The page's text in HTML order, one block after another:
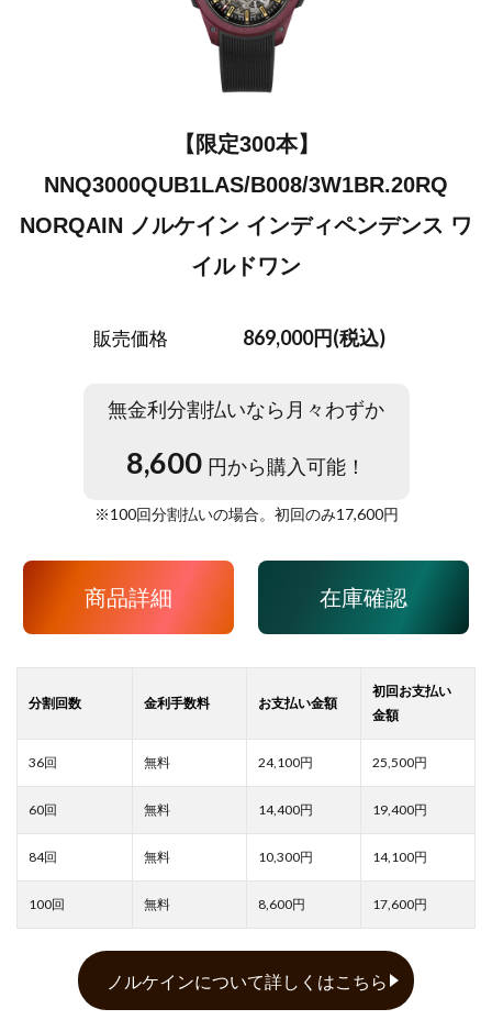
【限定300本】
NNQ3000QUB1LAS/B008/3W1BR.20RQ
NORQAIN ノルケイン インディペンデンス ワ
イルドワン
販売価格 869,000円(税込)
無金利分割払いなら月々わずか
8,600 円から購入可能！
※100回分割払いの場合。初回のみ17,600円
商品詳細 在庫確認
24,100 25,500
14,400 19,400
10,300 14,100
8,600 17,600
ノルケインについて詳しくはこちら